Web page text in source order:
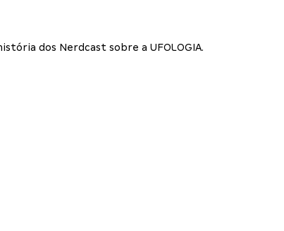
dos Nerdcast sobre a UFOLOGIA.